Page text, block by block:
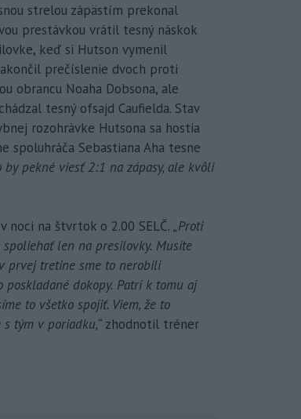
strelou zápästím prekonal
prestávkou vrátil tesný náskok
keď si Hutson vymenil
prečíslenie dvoch proti
obrancu Noaha Dobsona, ale
tesný ofsajd Caufielda. Stav
rozohrávke Hutsona sa hostia
spoluhráča Sebastiana Aha tesne
by pekné viesť 2:1 na zápasy, ale kvôli
na štvrtok o 2.00 SELČ. „Proti
len na presilovky. Musíte
prvej tretine sme to nerobili
poskladané dokopy. Patrí k tomu aj
to všetko spojiť. Viem, že to
s tým v poriadku,“ zhodnotil tréner